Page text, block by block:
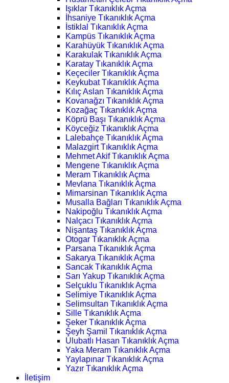
Işıklar Tıkanıklık Açma
İhsaniye Tıkanıklık Açma
İstiklal Tıkanıklık Açma
Kampüs Tıkanıklık Açma
Karahüyük Tıkanıklık Açma
Karakulak Tıkanıklık Açma
Karatay Tıkanıklık Açma
Keçeciler Tıkanıklık Açma
Keykubat Tıkanıklık Açma
Kılıç Aslan Tıkanıklık Açma
Kovanağzı Tıkanıklık Açma
Kozağaç Tıkanıklık Açma
Köprü Başı Tıkanıklık Açma
Köyceğiz Tıkanıklık Açma
Lalebahçe Tıkanıklık Açma
Malazgirt Tıkanıklık Açma
Mehmet Akif Tıkanıklık Açma
Mengene Tıkanıklık Açma
Meram Tıkanıklık Açma
Mevlana Tıkanıklık Açma
Mimarsinan Tıkanıklık Açma
Musalla Bağları Tıkanıklık Açma
Nakipoğlu Tıkanıklık Açma
Nalçacı Tıkanıklık Açma
Nişantaş Tıkanıklık Açma
Otogar Tıkanıklık Açma
Parsana Tıkanıklık Açma
Sakarya Tıkanıklık Açma
Sancak Tıkanıklık Açma
Sarı Yakup Tıkanıklık Açma
Selçuklu Tıkanıklık Açma
Selimiye Tıkanıklık Açma
Selimsultan Tıkanıklık Açma
Sille Tıkanıklık Açma
Şeker Tıkanıklık Açma
Şeyh Şamil Tıkanıklık Açma
Ulubatlı Hasan Tıkanıklık Açma
Yaka Meram Tıkanıklık Açma
Yaylapınar Tıkanıklık Açma
Yazır Tıkanıklık Açma
İletişim